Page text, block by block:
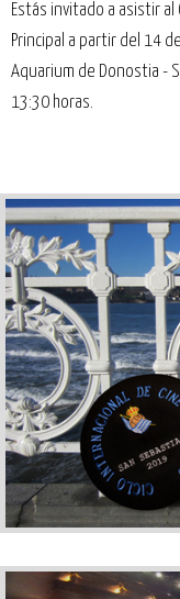
Estás invitado a asistir al
Principal a partir del 14
Aquarium de Donostia -
13:30 horas.